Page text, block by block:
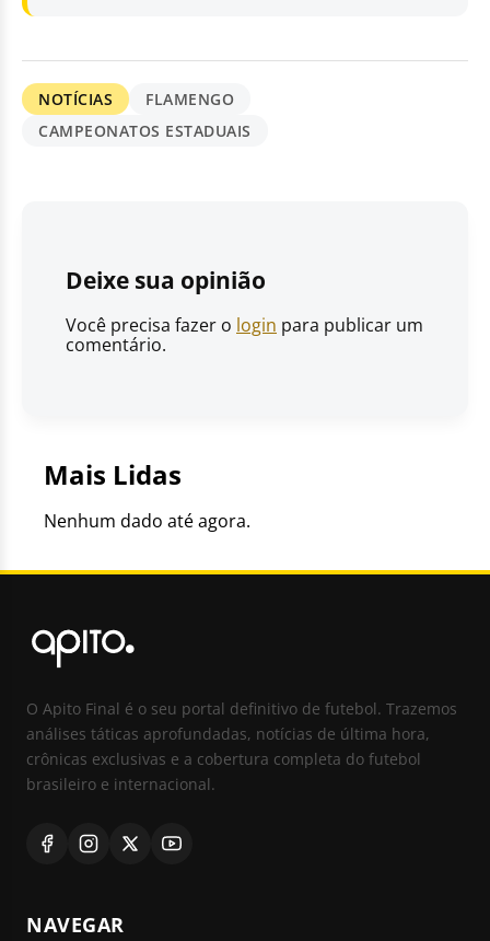
NOTÍCIAS
FLAMENGO
CAMPEONATOS ESTADUAIS
Deixe sua opinião
Você precisa fazer o login para publicar um
comentário.
Mais Lidas
Nenhum dado até agora.
O Apito Final é o seu portal definitivo de futebol. Trazemos
análises táticas aprofundadas, notícias de última hora,
crônicas exclusivas e a cobertura completa do futebol
brasileiro e internacional.
NAVEGAR